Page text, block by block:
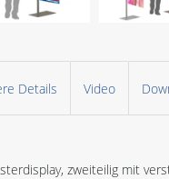
Details Video
zweiteilig mit